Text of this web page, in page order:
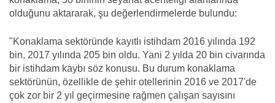
olduğunu aktararak, şu değerlendirmelerde bulundu:
"Konaklama sektöründe kayıtlı istihdam 2016 yılında 192
bin, 2017 yılında 205 bin oldu. Yani 2 yılda 20 bin civarında
bir istihdam kaybı söz konusu. Bu durum konaklama
sektörünün, özellikle de şehir otellerinin 2016 ve 2017'de
çok zor bir 2 yıl geçirmesine rağmen çalışan sayısını